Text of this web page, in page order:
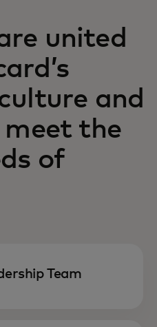
united
and
meet the
of
Team‎